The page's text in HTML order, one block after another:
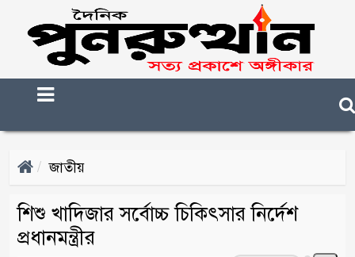
জাতীয়
শিশু খাদিজার সর্বোচ্চ চিকিৎসার নির্দেশ
প্রধানমন্ত্রীর